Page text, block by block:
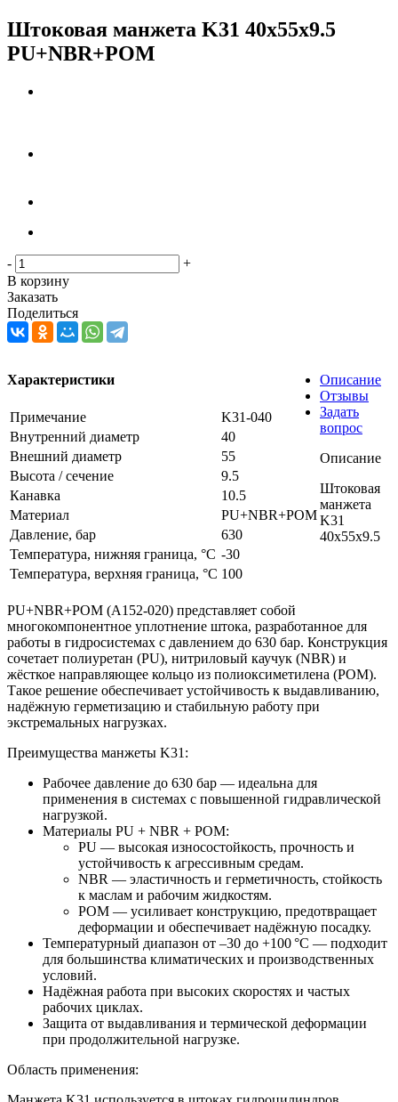
Штоковая манжета K31 40x55x9.5
PU+NBR+POM
-
+
В корзину
Заказать
Поделиться
Характеристики
Примечание
K31-040
Внутренний диаметр
40
Внешний диаметр
55
Высота / сечение
9.5
Канавка
10.5
Материал
PU+NBR+POM
Давление, бар
630
Температура, нижняя граница, °C -30
Температура, верхняя граница, °C 100
Описание
Отзывы
Задать
вопрос
Описание
Штоковая
манжета
K31
40x55x9.5
PU+NBR+POM (A152-020) представляет собой
многокомпонентное уплотнение штока, разработанное для
работы в гидросистемах с давлением до 630 бар. Конструкция
сочетает полиуретан (PU), нитриловый каучук (NBR) и
жёсткое направляющее кольцо из полиоксиметилена (POM).
Такое решение обеспечивает устойчивость к выдавливанию,
надёжную герметизацию и стабильную работу при
экстремальных нагрузках.
Преимущества манжеты K31:
Рабочее давление до 630 бар — идеальна для
применения в системах с повышенной гидравлической
нагрузкой.
Материалы PU + NBR + POM:
PU — высокая износостойкость, прочность и
устойчивость к агрессивным средам.
NBR — эластичность и герметичность, стойкость
к маслам и рабочим жидкостям.
POM — усиливает конструкцию, предотвращает
деформации и обеспечивает надёжную посадку.
Температурный диапазон от –30 до +100 °C — подходит
для большинства климатических и производственных
условий.
Надёжная работа при высоких скоростях и частых
рабочих циклах.
Защита от выдавливания и термической деформации
при продолжительной нагрузке.
Область применения: